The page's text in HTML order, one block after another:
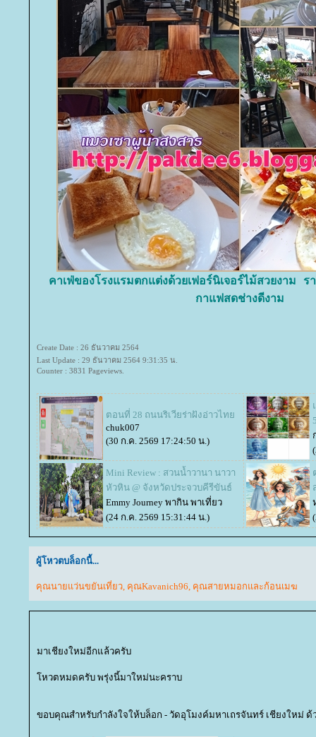
คาเฟ่ของโรงแรมตกแต่งด้วยเฟอร์นิเจอร์ไม้สวยงาม
กาแฟสดช่างดีงาม
Create Date : 26 ธันวาคม 2564
Last Update : 29 ธันวาคม 2564 9:31:35 น.
Counter : 3831 Pageviews.
ตอนที่ 28 ถนนริเวียร่าฝังอ่าวไท
chuk007
(30 ก.ค. 2569 17:24:50 น.)
Mini Review : สวนน้ำวานา นาวา
หัวหิน @ จังหวัดประจวบคีรีขันธ์
Emmy Journey พากิน พาเที่ยว
(24 ก.ค. 2569 15:31:44 น.)
ผู้โหวตบล็อกนี้...
คุณนายแว่นขยันเที่ยว, คุณKavanich96, คุณสายหมอกและก้อนเมฆ
มาเชียงใหม่อีกแล้วครับ
หวตหมดครับ พรุ่งนี้มาใหม่นะคราบ
ขอบคุณสำหรับกำลังใจให้บล็อก - วัดอุโมงค์มหาเถรจันทร์ เชียงใหม่ ด้